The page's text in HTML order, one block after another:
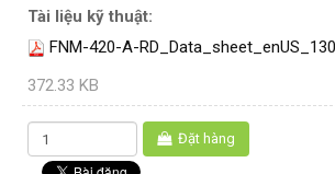
Tài liệu kỹ thuật:
FNM-420-A-
372.33 KB
Đặt hàng